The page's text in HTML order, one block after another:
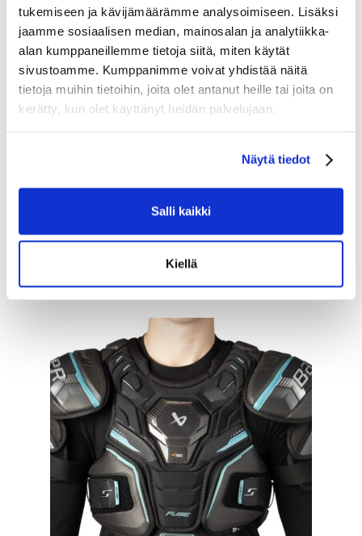
tukemiseen ja kävijämäärämme analysoimiseen. Lisäksi
jaamme sosiaalisen median, mainosalan ja analytiikka-
alan kumppaneillemme tietoja siitä, miten käytät
sivustoamme. Kumppanimme voivat yhdistää näitä
tietoja muihin tietoihin, joita olet antanut heille tai joita on
kerätty, kun olet käyttänyt heidän palvelujaan.
Näytä tiedot
Salli kaikki
Kiellä
129.90